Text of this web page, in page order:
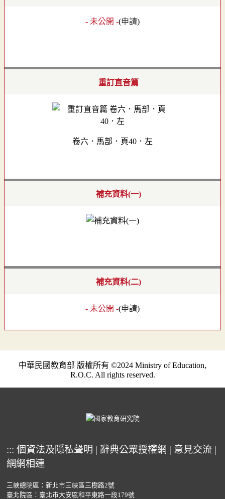
- 未公開 -(申請)
重訂直音篇
卷六．馬部．頁40．左
補充資料(一)
補充資料(二)
- 未公開 -(申請)
中華民國教育部 版權所有 ©2024 Ministry of Education,
R.O.C. All rights reserved.
::: 個資法及隱私聲明 | 辭典公眾授權網 | 意見交流 |
網網相連
三峽總院區：新北市三峽區三樹路2號
臺北院區：臺北市大安區和平東路一段179號